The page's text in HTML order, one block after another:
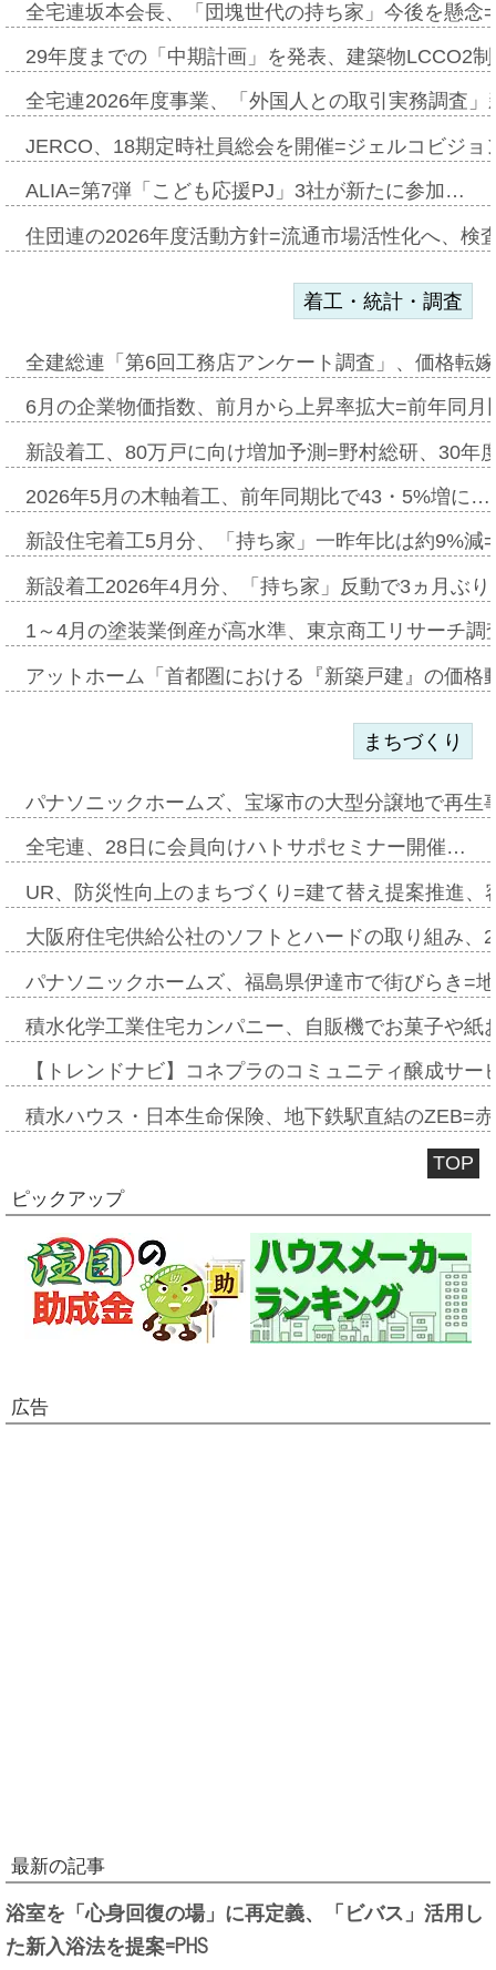
全宅連坂本会長、「団塊世代の持ち家」今後を懸
29年度までの「中期計画」を発表、建築物LCCO2
全宅連2026年度事業、「外国人との取引実務調査
JERCO、18期定時社員総会を開催=ジェルコビジ
ALIA=第7弾「こども応援PJ」3社が新たに参加…
住団連の2026年度活動方針=流通市場活性化へ、検
着工・統計・調査
全建総連「第6回工務店アンケート調査」、価格転
6月の企業物価指数、前月から上昇率拡大=前年同
新設着工、80万戸に向け増加予測=野村総研、30年
2026年5月の木軸着工、前年同期比で43・5%増に…
新設住宅着工5月分、「持ち家」一昨年比は約9%
新設着工2026年4月分、「持ち家」反動で3ヵ月ぶ
1～4月の塗装業倒産が高水準、東京商工リサーチ
アットホーム「首都圏における『新築戸建』の価
まちづくり
パナソニックホームズ、宝塚市の大型分譲地で再
全宅連、28日に会員向けハトサポセミナー開催…
UR、防災性向上のまちづくり=建て替え提案推進
大阪府住宅供給公社のソフトとハードの取り組み
パナソニックホームズ、福島県伊達市で街びらき=
積水化学工業住宅カンパニー、自販機でお菓子や
【トレンドナビ】コネプラのコミュニティ醸成サ
積水ハウス・日本生命保険、地下鉄駅直結のZEB=
TOP
ピックアップ
広告
最新の記事
浴室を「心身回復の場」に再定義、「ビバス」活用し
た新入浴法を提案=PHS